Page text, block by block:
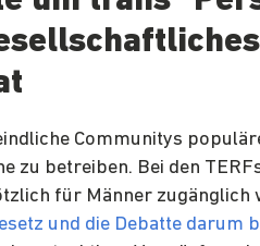
Communitys
zu betreiben. Bei den
für Männer zugänglich
und die Debatte darum